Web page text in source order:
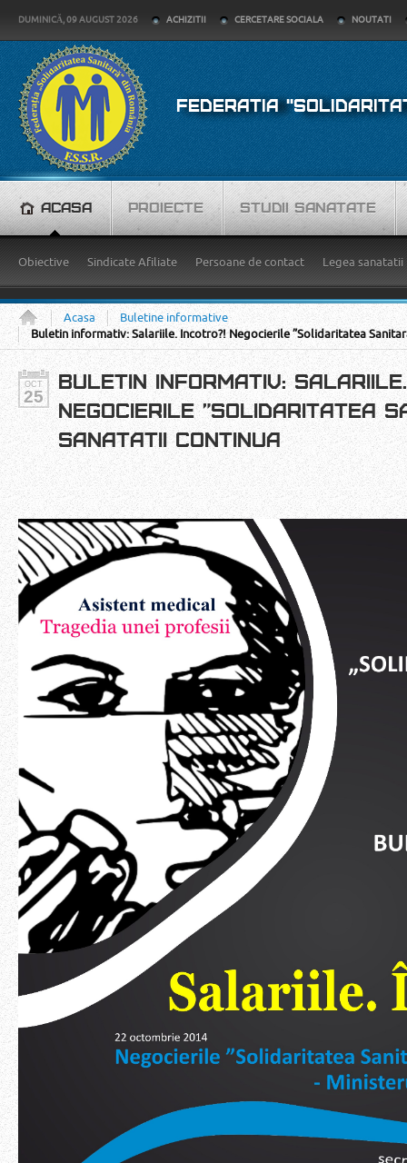
DUMINICĂ, 09 AUGUST 2026 ACHIZITII CERCETARE SOCIALA NOUTATI
FEDERATIA
ACASA
Obiective Sindicate Afiliate Persoane de contact Legea sanatatii
PROIECTE STUDII SANATATE
Acasa
Buletine informative
Buletin informativ: Salariile. Incotro?! Negocierile ”Solidaritatea
OCT
25
BULETIN INFORMATIV:
NEGOCIERILE ”SOLIDARITATEA
SANATATII CONTINUA